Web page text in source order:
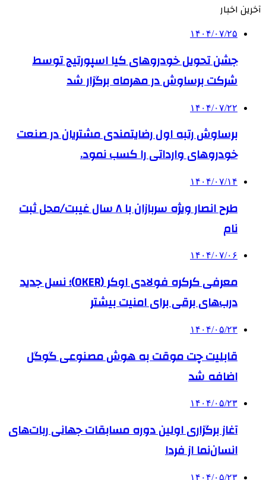
آخرین اخبار
۱۴۰۴/۰۷/۲۵
جشن تحویل خودروهای کیا اسپورتیج توسط
شرکت برساوش در مهرماه برگزار شد
۱۴۰۴/۰۷/۲۲
برساوش رتبه اول رضایتمندی مشتریان در صنعت
خودروهای وارداتی را کسب نمود.
۱۴۰۴/۰۷/۱۴
طرح انصار ویژه سربازان با ۸ سال غیبت/محل ثبت
نام
۱۴۰۴/۰۷/۰۶
معرفی کرکره فولادی اوکر (OKER)؛ نسل جدید
درب‌های برقی برای امنیت بیشتر
۱۴۰۴/۰۵/۲۳
قابلیت چت موقت به هوش مصنوعی گوگل
اضافه شد
۱۴۰۴/۰۵/۲۳
آغاز برگزاری اولین دوره مسابقات جهانی ربات‌های
انسان‌نما از فردا
۱۴۰۴/۰۵/۲۳